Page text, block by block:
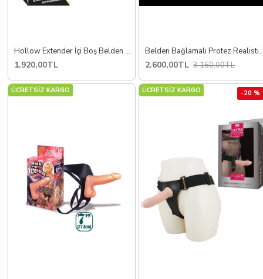
Hollow Extender İçi Boş Belden Bağlamalı Penis
1.920,00TL
Belden Bağlamalı
2.600,00TL 3.160,00TL
ÜCRETSİZ KARGO ÜCRETSİZ KARGO -20 %